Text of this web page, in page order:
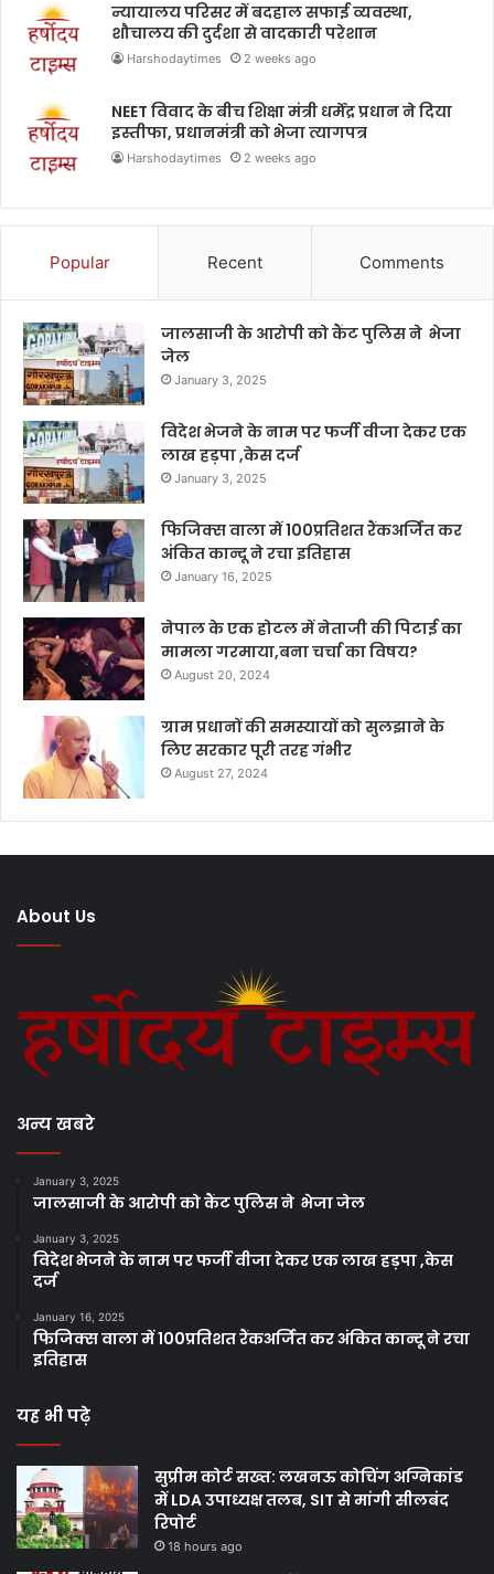
न्यायालय परिसर में बदहाल सफाई व्यवस्था,
शौचालय की दुर्दशा से वादकारी परेशान
Harshodaytimes 2 weeks ago
NEET विवाद के बीच शिक्षा मंत्री धर्मेंद्र प्रधान ने दिया
इस्तीफा, प्रधानमंत्री को भेजा त्यागपत्र
Harshodaytimes 2 weeks ago
Popular Recent Comments
जालसाजी के आरोपी को कैंट पुलिस ने भेजा
जेल
January 3, 2025
विदेश भेजने के नाम पर फर्जी वीजा देकर एक
लाख हड़पा ,केस दर्ज
January 3, 2025
फिजिक्स वाला में 100प्रतिशत रैंकअर्जित कर
अंकित कान्दू ने रचा इतिहास
January 16, 2025
नेपाल के एक होटल में नेताजी की पिटाई का
मामला गरमाया,बना चर्चा का विषय?
August 20, 2024
ग्राम प्रधानों की समस्यायों को सुलझाने के
लिए सरकार पूरी तरह गंभीर
August 27, 2024
About Us
अन्य खबरे
January 3, 2025
जालसाजी के आरोपी को कैंट पुलिस ने भेजा जेल
January 3, 2025
विदेश भेजने के नाम पर फर्जी वीजा देकर एक लाख हड़पा ,केस
दर्ज
January 16, 2025
फिजिक्स वाला में 100प्रतिशत रैंकअर्जित कर अंकित कान्दू ने रचा
इतिहास
यह भी पढ़े
सुप्रीम कोर्ट सख्त: लखनऊ कोचिंग अग्निकांड
में LDA उपाध्यक्ष तलब, SIT से मांगी सीलबंद
रिपोर्ट
18 hours ago